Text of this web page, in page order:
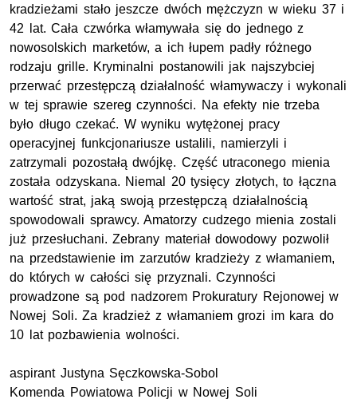
kradzieżami stało jeszcze dwóch mężczyzn w wieku 37 i
42 lat. Cała czwórka włamywała się do jednego z
nowosolskich marketów, a ich łupem padły różnego
rodzaju grille. Kryminalni postanowili jak najszybciej
przerwać przestępczą działalność włamywaczy i wykonali
w tej sprawie szereg czynności. Na efekty nie trzeba
było długo czekać. W wyniku wytężonej pracy
operacyjnej funkcjonariusze ustalili, namierzyli i
zatrzymali pozostałą dwójkę. Część utraconego mienia
została odzyskana. Niemal 20 tysięcy złotych, to łączna
wartość strat, jaką swoją przestępczą działalnością
spowodowali sprawcy. Amatorzy cudzego mienia zostali
już przesłuchani. Zebrany materiał dowodowy pozwolił
na przedstawienie im zarzutów kradzieży z włamaniem,
do których w całości się przyznali. Czynności
prowadzone są pod nadzorem Prokuratury Rejonowej w
Nowej Soli. Za kradzież z włamaniem grozi im kara do
10 lat pozbawienia wolności.
aspirant Justyna Sęczkowska-Sobol
Komenda Powiatowa Policji w Nowej Soli